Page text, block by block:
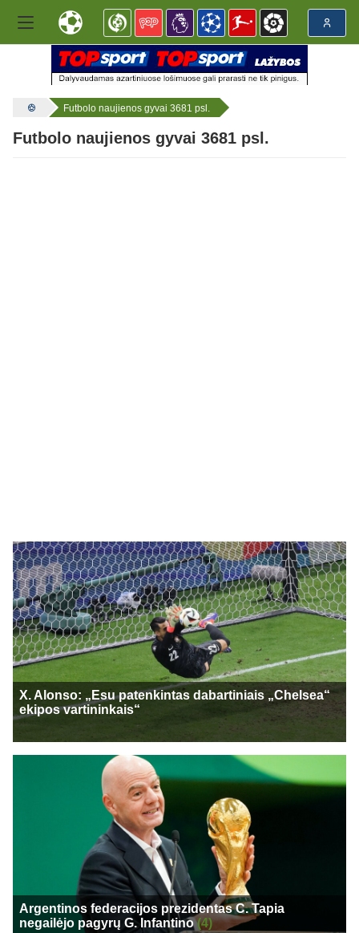
Futbolo naujienos gyvai 3681 psl.
Futbolo naujienos gyvai 3681 psl.
X. Alonso: „Esu patenkintas dabartiniais „Chelsea“
ekipos vartininkais“
Argentinos federacijos prezidentas C. Tapia
negailėjo pagyrų G. Infantino(4)